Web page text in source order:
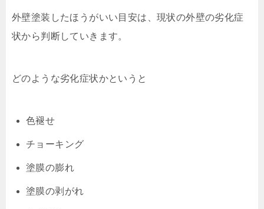
外壁塗装したほうがいい目安は、現状の外壁の劣化症
状から判断していきます。
どのような劣化症状かというと
色褪せ
チョーキング
塗膜の膨れ
塗膜の剥がれ